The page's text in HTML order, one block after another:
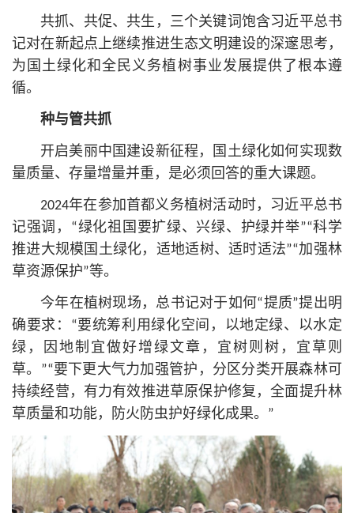
共抓、共促、共生，三个关键词饱含习近平总书
记对在新起点上继续推进生态文明建设的深邃思考，
为国土绿化和全民义务植树事业发展提供了根本遵
循。
种与管共抓
开启美丽中国建设新征程，国土绿化如何实现数
量质量、存量增量并重，是必须回答的重大课题。
2024年在参加首都义务植树活动时，习近平总书
记强调，“绿化祖国要扩绿、兴绿、护绿并举”“科学
推进大规模国土绿化，适地适树、适时适法”“加强林
草资源保护”等。
今年在植树现场， 总书记对于如何“提质”提出明
确要求：“要统筹利用绿化空间，以地定绿、以水定
绿，因地制宜做好增绿文章，宜树则树，宜草则
草。”“要下更大气力加强管护，分区分类开展森林可
持续经营，有力有效推进草原保护修复，全面提升林
草质量和功能，防火防虫护好绿化成果。”